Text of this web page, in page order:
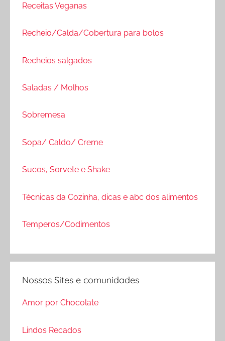
Receitas Veganas
Recheio/Calda/Cobertura para bolos
Recheios salgados
Saladas / Molhos
Sobremesa
Sopa/ Caldo/ Creme
Sucos, Sorvete e Shake
Técnicas da Cozinha, dicas e abc dos alimentos
Temperos/Codimentos
Nossos Sites e comunidades
Amor por Chocolate
Lindos Recados